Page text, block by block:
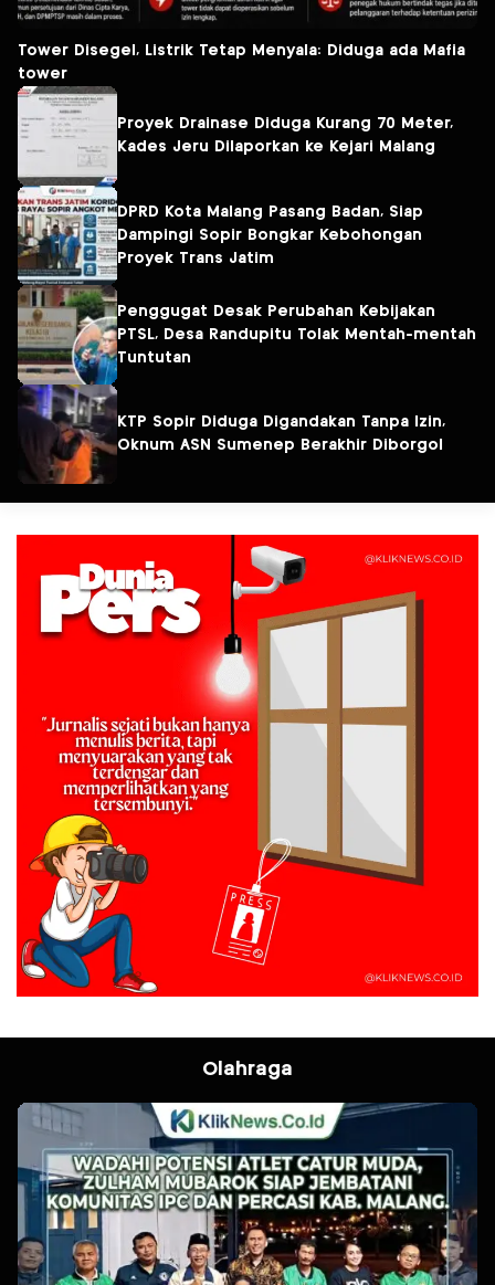
Tower Disegel, Listrik Tetap Menyala: Diduga ada Mafia
tower
Proyek Drainase Diduga Kurang 70 Meter,
Kades Jeru Dilaporkan ke Kejari Malang
DPRD Kota Malang Pasang Badan, Siap
Dampingi Sopir Bongkar Kebohongan
Proyek Trans Jatim
Penggugat Desak Perubahan Kebijakan
PTSL, Desa Randupitu Tolak Mentah-mentah
Tuntutan
KTP Sopir Diduga Digandakan Tanpa Izin,
Oknum ASN Sumenep Berakhir Diborgol
Olahraga